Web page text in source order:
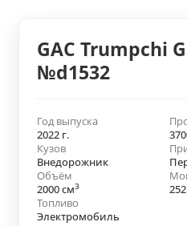
GAC Trumpchi
№d1532
Год выпуска
2022 г.
Кузов
Внедорожник
Объём
2000 см3
Топливо
Электромобиль